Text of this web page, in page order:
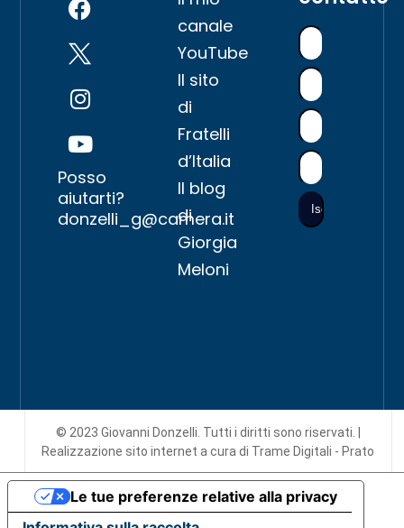
Posso
aiutarti?
donzelli_g@camera.it
canale
YouTube
Il sito
di
Fratelli
d’Italia
Il blog
di
Giorgia
Meloni
© 2023 Giovanni Donzelli. Tutti i diritti sono riservati. |
Realizzazione sito interneta cura di Trame Digitali - Prato
Le tue preferenze relative alla privacy